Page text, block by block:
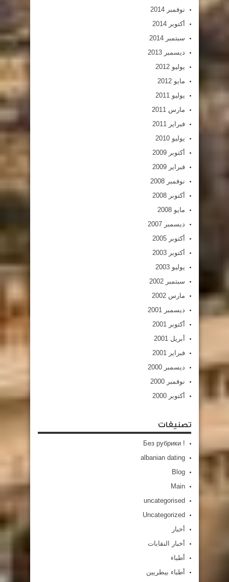
نوفمبر 2014
أكتوبر 2014
سبتمبر 2014
ديسمبر 2013
يوليو 2012
مايو 2012
يوليو 2011
مارس 2011
فبراير 2011
يوليو 2010
أكتوبر 2009
فبراير 2009
نوفمبر 2008
أكتوبر 2008
مايو 2008
ديسمبر 2007
أكتوبر 2005
أكتوبر 2003
يوليو 2003
سبتمبر 2002
مارس 2002
ديسمبر 2001
أكتوبر 2001
أبريل 2001
فبراير 2001
ديسمبر 2000
نوفمبر 2000
أكتوبر 2000
تصنيفات
! Без рубрики
albanian dating
Blog
Main
uncategorised
Uncategorized
أخبار
أخبار النقابات
أطباء
أطباء بيطريين